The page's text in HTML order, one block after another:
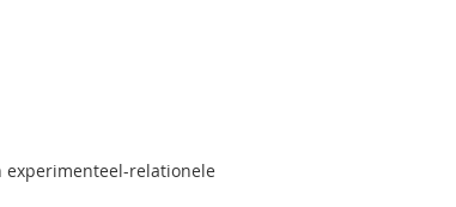
experimenteel-relationele